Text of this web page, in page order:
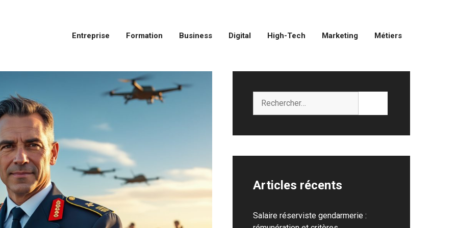
Entreprise Formation Business Digital High-Tech Marketing Métiers
Articles récents
Salaire réserviste gendarmerie :